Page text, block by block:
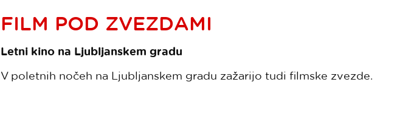
FILM POD ZVEZDAMI
Letni kino na Ljubljanskem gradu
V poletnih nočeh na Ljubljanskem gradu zažarijo tudi filmske zvezde.